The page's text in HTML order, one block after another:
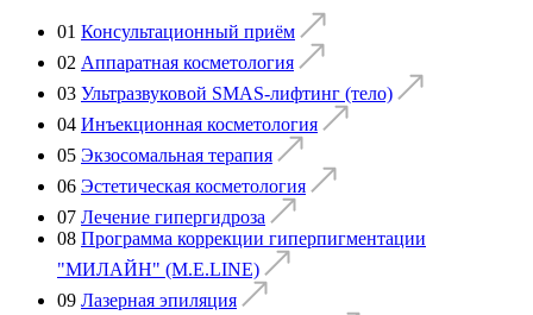
01 Консультационный приём
02 Аппаратная косметология
03 Ультразвуковой SMAS-лифтинг (тело)
04 Инъекционная косметология
05 Экзосомальная терапия
06 Эстетическая косметология
07 Лечение гипергидроза
08 Программа коррекции гиперпигментации
"МИЛАЙН" (M.E.LINE)
09 Лазерная эпиляция